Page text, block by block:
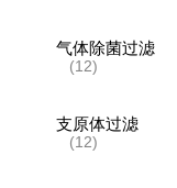
气体除菌过滤
(12)
支原体过滤
(12)